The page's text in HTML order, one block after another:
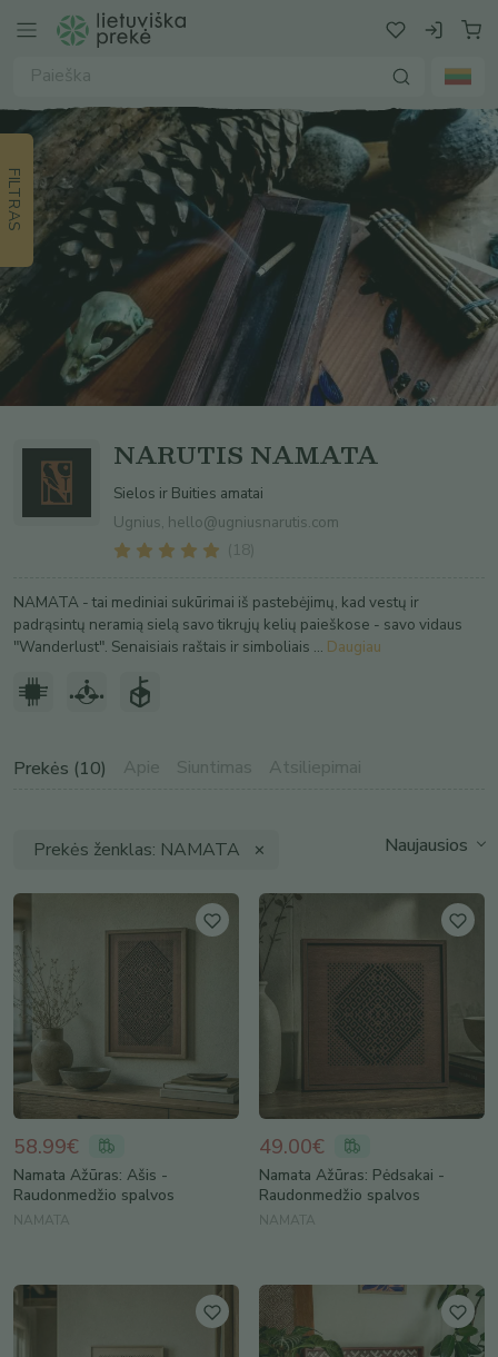
NARUTIS NAMATA
Sielos ir Buities amatai
Ugnius, hello@ugniusnarutis.com
( 18
NAMATA - tai mediniai sukūrimai iš pastebėjimų, kad vestų ir
padrąsintų neramią sielą savo tikrųjų kelių paieškose - savo vidaus
"Wanderlust". Senaisiais raštais ir simboliais ... Daugiau
FILTRAS
Prekės (10) Apie Siuntimas Atsiliepimai
Prekės ženklas: NAMATA ✕
58.99€
Namata Ažūras: Ašis -
Raudonmedžio spalvos
NAMATA
49.00€
Namata Ažūras: Pėdsakai -
Raudonmedžio spalvos
NAMATA